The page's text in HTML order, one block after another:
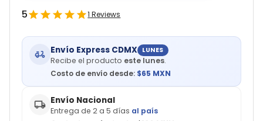
5 1 Reviews
Envío Express CDMX LUNES
Recibe el producto este lunes.
Costo de envío desde: $65 MXN
Envío Nacional
Entrega de 2 a 5 días al país